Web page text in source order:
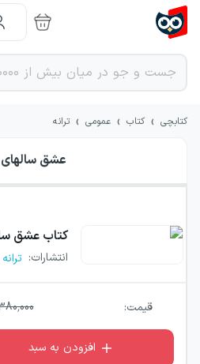
کتابچی › کتاب › عمومی › ترانه
عشق
کتاب عشق
انتشارات: ترانه
قیمت:
افزودن به سبد